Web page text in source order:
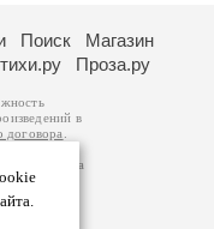
Поиск
Магазин
Проза.ру
в
договора
авторам
возможна
за
на